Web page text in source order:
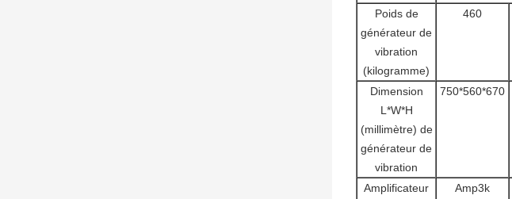
Poids de
générateur de
vibration
(kilogramme)
460
Dimension
L*W*H
(millimètre) de
générateur de
vibration
750*560*670
Amplificateur
Amp3k